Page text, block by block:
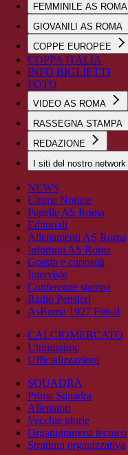
FEMMINILE AS ROMA
GIOVANILI AS ROMA
COPPE EUROPEE
COPPA ITALIA
INFO BIGLIETTI
FOTO
VIDEO AS ROMA
RASSEGNA STAMPA
REDAZIONE
I siti del nostro network
NEWS
Ultime Notizie
Pagelle AS Roma
Editoriali
Allenamenti AS Roma
Infortuni AS Roma
Gossip e curiosità
Interviste
Conferenze stampa
Radio Pensieri
AsRoma 1927 Futsal
CALCIOMERCATO
Ultimissime
Ufficializzazioni
SQUADRA
Prima Squadra
Allenatori
Vecchie glorie
Organigramma tecnico
Struttura organizzativa